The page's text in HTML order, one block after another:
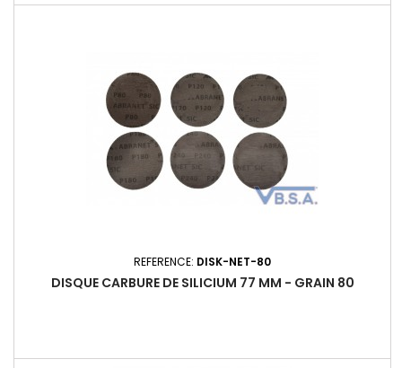
REFERENCE: DISK-NET-80
DISQUE CARBURE DE SILICIUM 77 MM - GRAIN 80